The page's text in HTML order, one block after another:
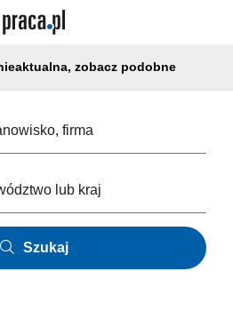
zobacz podobne
Szukaj